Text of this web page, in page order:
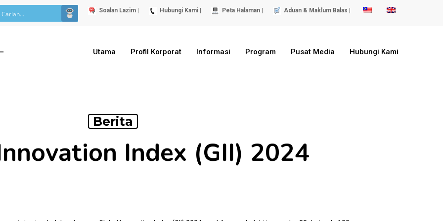
Soalan Lazim | Hubungi Kami | Peta Halaman | Aduan & Maklum Balas |
Utama Profil Korporat Informasi Program Pusat Media Hubungi Kami
Berita
Index (GII) 2024